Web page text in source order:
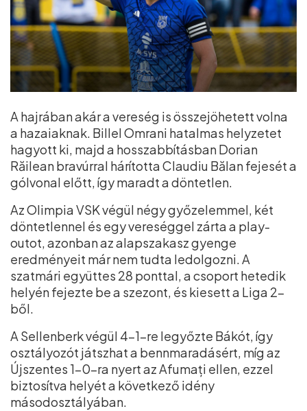
A hajrában akár a vereség is összejöhetett volna
a hazaiaknak. Billel Omrani hatalmas helyzetet
hagyott ki, majd a hosszabbításban Dorian
Răilean bravúrral hárította Claudiu Bălan fejesét a
gólvonal előtt, így maradt a döntetlen.
Az Olimpia VSK végül négy győzelemmel, két
döntetlennel és egy vereséggel zárta a play-
outot, azonban az alapszakasz gyenge
eredményeit már nem tudta ledolgozni. A
szatmári együttes 28 ponttal, a csoport hetedik
helyén fejezte be a szezont, és kiesett a Liga 2-
ből.
A Sellenberk végül 4–1-re legyőzte Bákót, így
osztályozót játszhat a bennmaradásért, míg az
Újszentes 1–0-ra nyert az Afumați ellen, ezzel
biztosítva helyét a következő idény
másodosztályában.